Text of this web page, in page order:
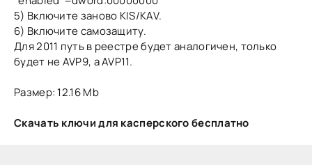
5) Включите заново KIS/KAV.
6) Включите самозащиту.
Для 2011 путь в реестре будет аналогичен, только
будет не AVP9, а AVP11.
Размер: 12.16 Mb
Скачать ключи для касперского бесплатно